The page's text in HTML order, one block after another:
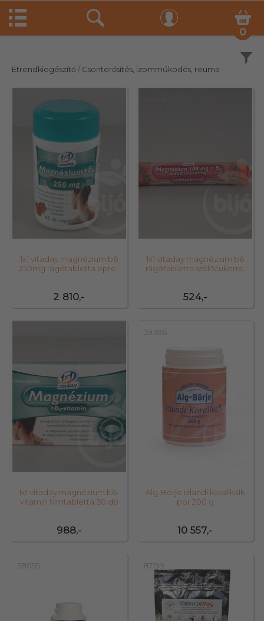
0
Étrendkiegészítő/ Csonterősítés, izomműködés, reuma
2 810,-
1x1 vitaday magnézium b6
250mg rágótabletta epres
524,-
1x1 vitaday magnézium b6
rágótabletta szőlőcukorral
988,-
1x1 vitaday magnézium b6-
vitamin filmtabletta 30 db
39396
10 557,-
Alg-Börje izlandi korallkalk
por 200 g
58055 87199